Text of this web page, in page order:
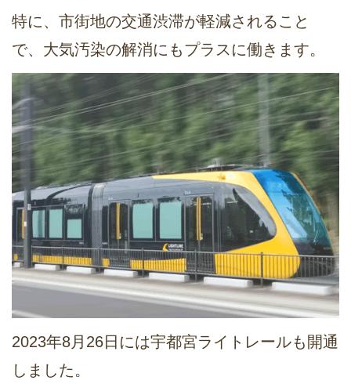
特に、市街地の交通渋滞が軽減されること
で、大気汚染の解消にもプラスに働きます。
2023年8月26日には宇都宮ライトレールも開通
しました。